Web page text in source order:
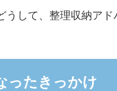
して、整理収納ア
ったきっかけ